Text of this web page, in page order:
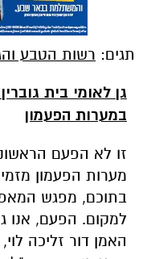
גן לאומי בית
במערות הפעמון
מערות הפעמון
בתוכם, מפגש
האמן דור זליכה
הפעמון. היצירה
ההיסטוריה של
בפוטנציאל
האדריכלי המיוחד